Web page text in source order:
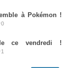
à Pokémon !
0
ce vendredi !
1